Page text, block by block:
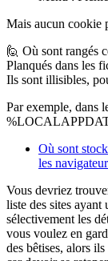
Mais aucun cookie
🙋 Où sont rangés
Planqués dans les
Ils sont illisibles,
Par exemple, dans
Où sont
les
Vous devriez
liste des sites
sélectivement les
vous voulez en
des bêtises, alors